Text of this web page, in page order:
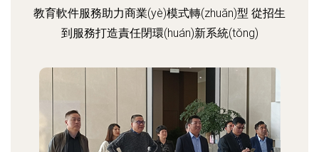
教育軟件服務助力商業(yè)模式轉(zhuǎn)型 從招生
到服務打造責任閉環(huán)新系統(tǒng)